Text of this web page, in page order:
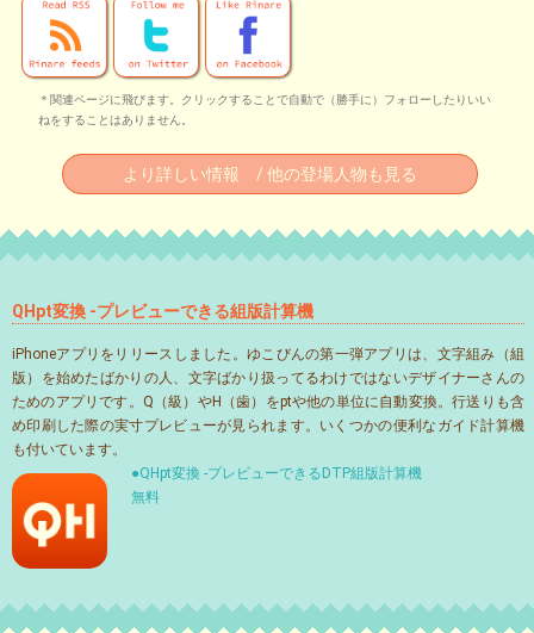
＊関連ページに飛びます。クリックすることで自動で（勝手に）フォローしたりいい
ねをすることはありません。
より詳しい情報 / 他の登場人物も見る
QHpt変換 -プレビューできる組版計算機
iPhoneアプリをリリースしました。ゆこびんの第一弾アプリは、文字組み（組
版）を始めたばかりの人、文字ばかり扱ってるわけではないデザイナーさんの
ためのアプリです。Q（級）やH（歯）をptや他の単位に自動変換。行送りも含
め印刷した際の実寸プレビューが見られます。いくつかの便利なガイド計算機
も付いています。
●QHpt変換 -プレビューできるDTP組版計算機
無料